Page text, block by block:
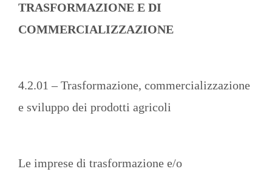
TRASFORMAZIONE E DI
COMMERCIALIZZAZIONE
4.2.01 – Trasformazione, commercializzazione
e sviluppo dei prodotti agricoli
Le imprese di trasformazione e/o